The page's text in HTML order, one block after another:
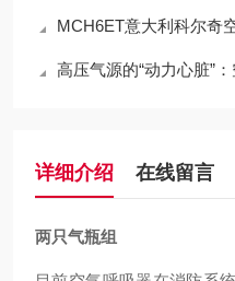
MCH6ET意大利科尔奇
高压气源的“动力心脏”：空气填
详细介绍 在线留言
两只气瓶组